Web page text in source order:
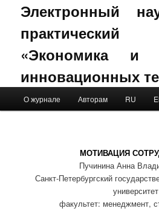
Электронный
«Экономика и
инновационных
Skip to primary content
Skip to secondary content
О журнале Авторам RU
МОТИВАЦИЯ
Пучинина Анна
Санкт-Петербургский
университет
факультет: менеджмент,